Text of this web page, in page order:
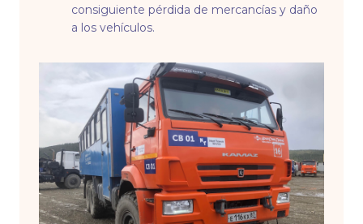
consiguiente pérdida de mercancías y daño
a los vehículos.